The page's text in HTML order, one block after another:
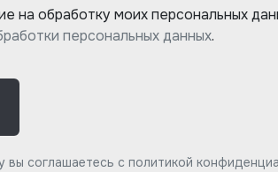
на обработку моих персональных
персональных данных.
вы соглашаетесь с политикой